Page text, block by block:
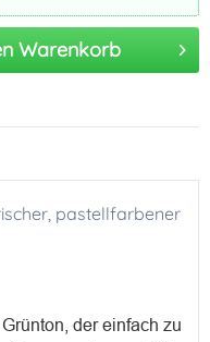
Warenkorb
pastellfarbener
der einfach zu